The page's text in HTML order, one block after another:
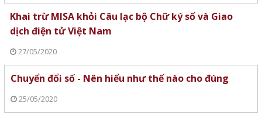
Khai trừ MISA khỏi Câu lạc bộ Chữ ký số và Giao
dịch điện tử Việt Nam
27/05/2020
Chuyển đổi số - Nên hiểu như thế nào cho đúng
25/05/2020